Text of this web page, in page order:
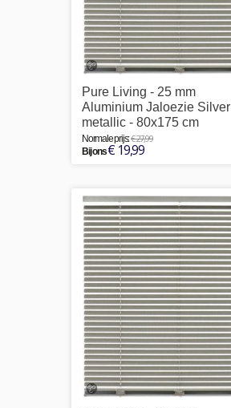
Pure Living - 25 mm
Aluminium Jaloezie Silver
metallic - 80x175 cm
Normale prijs:€ 27,99
Bij ons€ 19,99